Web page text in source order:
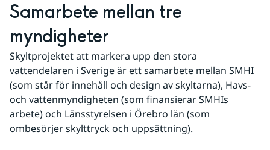
Samarbete mellan tre
myndigheter
Skyltprojektet att markera upp den stora
vattendelaren i Sverige är ett samarbete mellan SMHI
(som står för innehåll och design av skyltarna), Havs-
och vattenmyndigheten (som finansierar SMHIs
arbete) och Länsstyrelsen i Örebro län (som
ombesörjer skylttryck och uppsättning).